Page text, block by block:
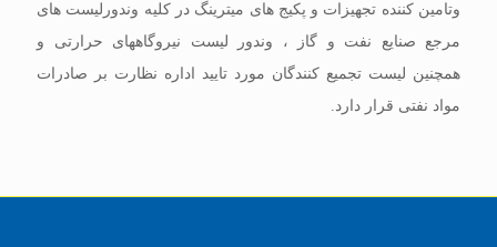
وتامین کننده تجهیزات و پکیج های میترینگ در کلیه وندورلیست های
مرجع صنایع نفت و گاز ، وندور لیست نیروگاههای حرارتی و
همچنین لیست تجمیع کنندگان مورد تایید اداره نظارت بر صادرات
مواد نفتی قرار دارد.